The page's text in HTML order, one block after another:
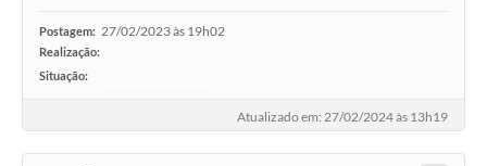
Postagem: 27/02/2023 às 19h02
Realização:
Situação:
Atualizado em: 27/02/2024 às 13h19